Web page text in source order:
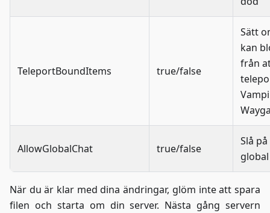
TeleportBoundItems true/false
Sätt
kan
från
AllowGlobalChat true/false
Slå
När du är klar med dina ändringar, glöm inte att spara
filen och starta om din server. Nästa gång servern